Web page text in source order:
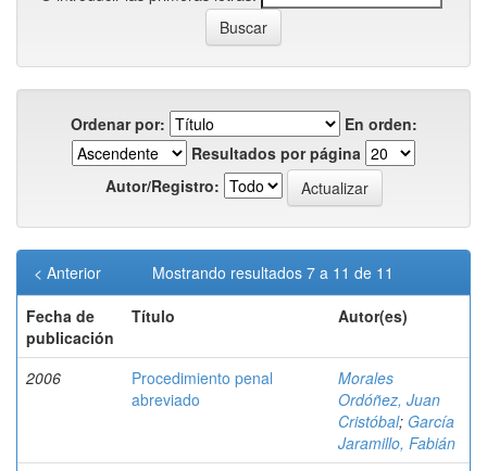
Ordenar por:
En orden:
Resultados por página
Autor/Registro:
Mostrando resultados 7 a 11 de 11
< Anterior
Fecha de
publicación
Título Autor(es)
2006
Procedimiento penal
abreviado
Morales
Ordóñez, Juan
Cristóbal; García
Jaramillo, Fabián